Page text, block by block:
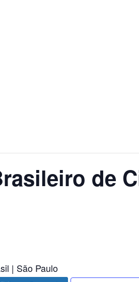
de
| São Paulo